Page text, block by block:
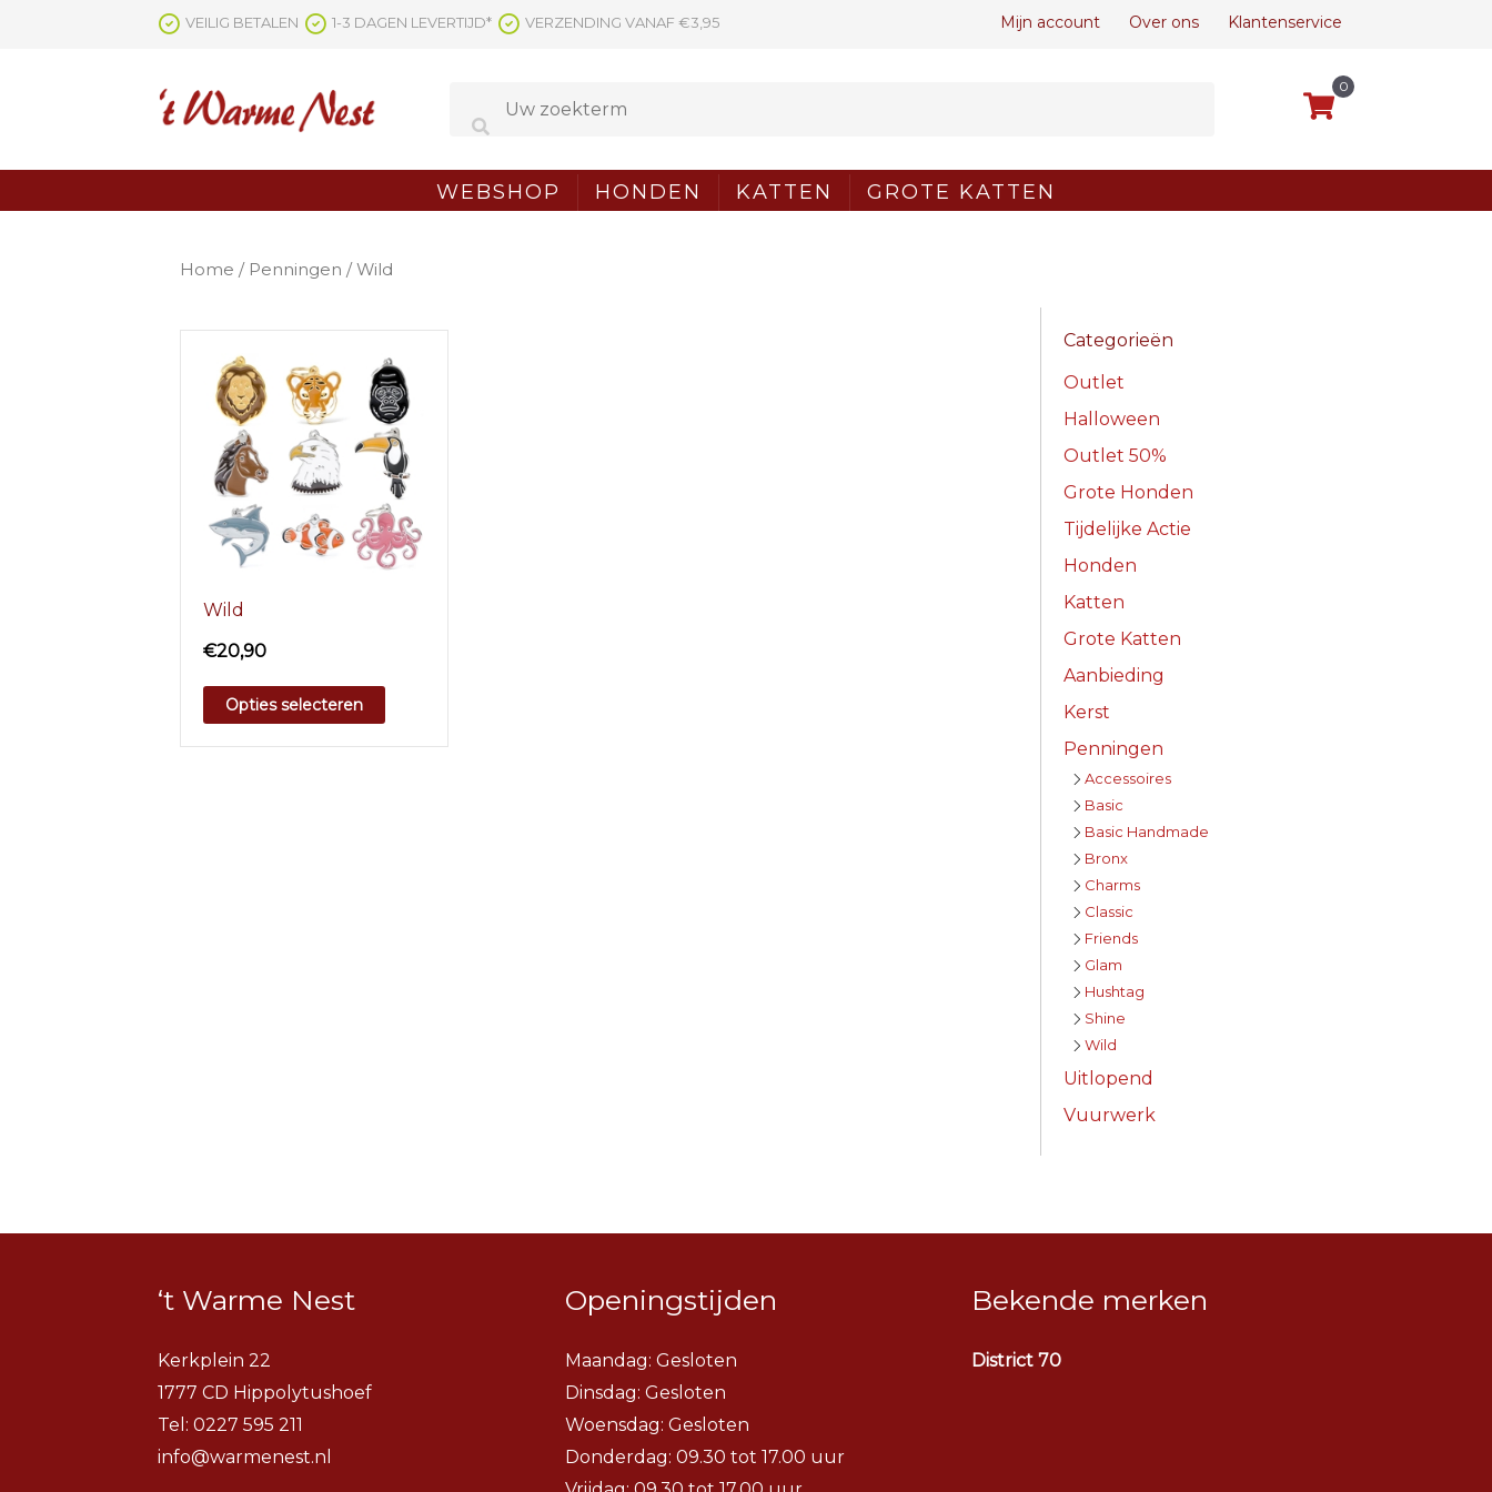
VEILIG BETALEN 1-3 DAGEN LEVERTIJD* VERZENDING VANAF €3,95 Mijn account Over ons Klantenservice
0
WEBSHOP HONDEN KATTEN GROTE KATTEN
Home / Penningen / Wild
Wild
€20,90
Opties selecteren
Categorieën
Outlet
Halloween
Outlet 50%
Grote Honden
Tijdelijke Actie
Honden
Katten
Grote Katten
Aanbieding
Kerst
Penningen
Accessoires
Basic
Basic Handmade
Bronx
Charms
Classic
Friends
Glam
Hushtag
Shine
Wild
Uitlopend
Vuurwerk
‘t Warme Nest
Kerkplein 22
1777 CD Hippolytushoef
Tel: 0227 595 211
info@warmenest.nl
Openingstijden
Maandag: Gesloten
Dinsdag: Gesloten
Woensdag: Gesloten
Donderdag: 09.30 tot 17.00 uur
Bekende merken
District 70